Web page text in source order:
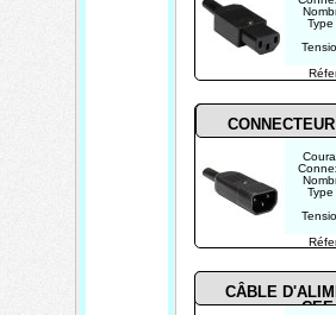
CÂBLE
CEE